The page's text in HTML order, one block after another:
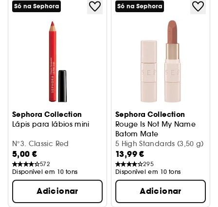
Só na Sephora
Sephora Collection
Lápis para lábios mini
N°3. Classic Red
5,00 €
572
Disponível em 10 tons
Adicionar
Só na Sephora
Sephora Collection
Rouge Is Not My Name
Batom Mate
5 High Standards (3,50 g)
13,99 €
295
Disponível em 10 tons
Adicionar